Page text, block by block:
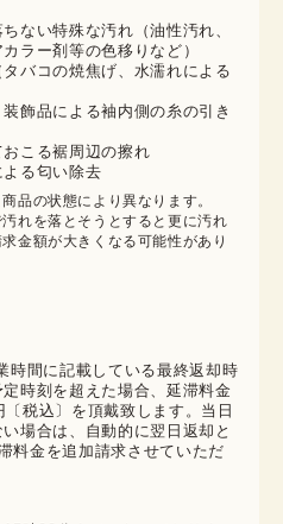
ない特殊な汚れ（油性汚れ、
ラー剤等の色移りなど）
バコの焼焦げ、水濡れによる
飾品による袖内側の糸の引き
おこる裾周辺の擦れ
よる匂い除去
品の状態により異なります。
れを落とそうとすると更に汚れ
金額が大きくなる可能性があり
時間に記載している最終返却時
時刻を超えた場合、延滞料金
税込〕を頂戴致します。当日
場合は、自動的に翌日返却と
料金を追加請求させていただ